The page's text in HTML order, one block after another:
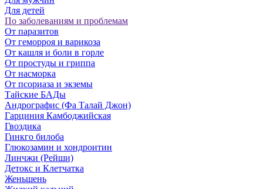
Для детей
По заболеваниям и проблемам
От паразитов
Oт геморроя и варикоза
От кашля и боли в горле
От простуды и гриппа
От насморка
Oт псориаза и экземы
Тайские БАДы
Андрографис (Фа Талай Джон)
Гарциния Камбоджийская
Гвоздика
Гинкго билоба
Глюкозамин и хондроитин
Линчжи (Рейши)
Детокс и Клетчатка
Женьшень